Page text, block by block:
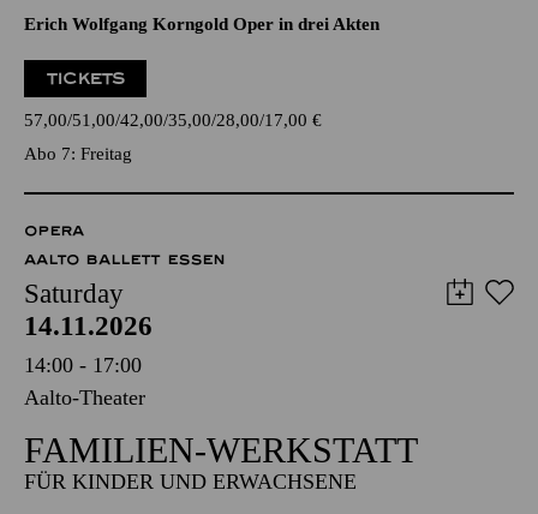
Erich Wolfgang Korngold Oper in drei Akten
TICKETS
57,00 51,00 42,00 35,00 28,00 17,00 €
Abo 7: Freitag
OPERA
AALTO BALLETT ESSEN
Saturday
14.11.2026
14:00 - 17:00
Aalto-Theater
FAMILIEN-WERKSTATT
FÜR KINDER UND ERWACHSENE